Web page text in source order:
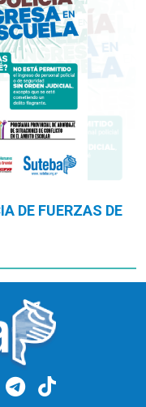
DE FUERZAS DE